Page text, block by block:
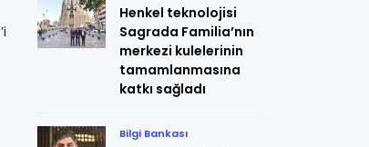
Henkel teknolojisi
Sagrada Familia’nın
merkezi kulelerinin
tamamlanmasına
katkı sağladı
Bilgi Bankası